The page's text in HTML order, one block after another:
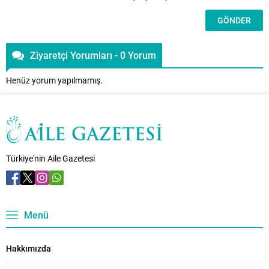
Ziyaretçi Yorumları - 0 Yorum
Henüz yorum yapılmamış.
Türkiye'nin Aile Gazetesi
Menü
Hakkımızda